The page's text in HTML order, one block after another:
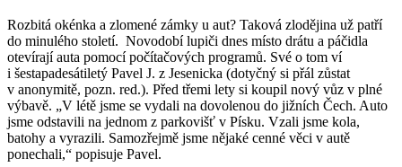
Rozbitá okénka a zlomené zámky u aut? Taková zlodějina už patří
do minulého století. Novodobí lupiči dnes místo drátu a páčidla
otevírají auta pomocí počítačových programů. Své o tom ví
i šestapadesátiletý Pavel J. z Jesenicka (dotyčný si přál zůstat
v anonymitě, pozn. red.). Před třemi lety si koupil nový vůz v plné
výbavě. „V létě jsme se vydali na dovolenou do jižních Čech. Auto
jsme odstavili na jednom z parkovišť v Písku. Vzali jsme kola,
batohy a vyrazili. Samozřejmě jsme nějaké cenné věci v autě
ponechali,“ popisuje Pavel.